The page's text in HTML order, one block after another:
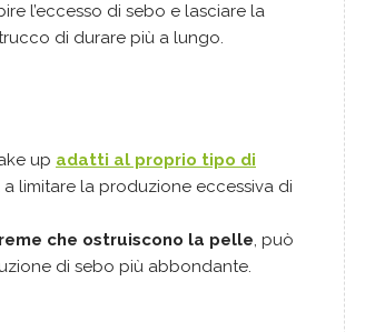
l’eccesso di sebo e lasciare la
di durare più a lungo.
up adatti al proprio tipo di
a limitare la produzione eccessiva di
che ostruiscono la pelle, può
di sebo più abbondante.